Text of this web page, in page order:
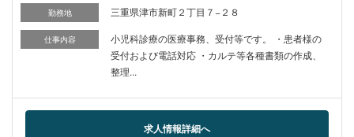
勤務地 三重県津市新町２丁目７−２８
仕事内容
小児科診療の医療事務、受付等です。 ・患者様の
受付および電話対応 ・カルテ等各種書類の作成、
整理...
求人情報詳細へ